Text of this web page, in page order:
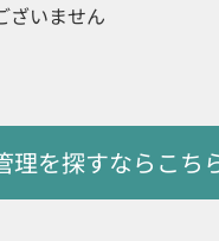
ざいません
理を探すならこち